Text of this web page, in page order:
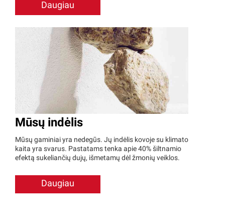
Daugiau
Mūsų indėlis
Mūsų gaminiai yra nedegūs. Jų indėlis kovoje su klimato
kaita yra svarus. Pastatams tenka apie 40% šiltnamio
efektą sukeliančių dujų, išmetamų dėl žmonių veiklos.
Daugiau